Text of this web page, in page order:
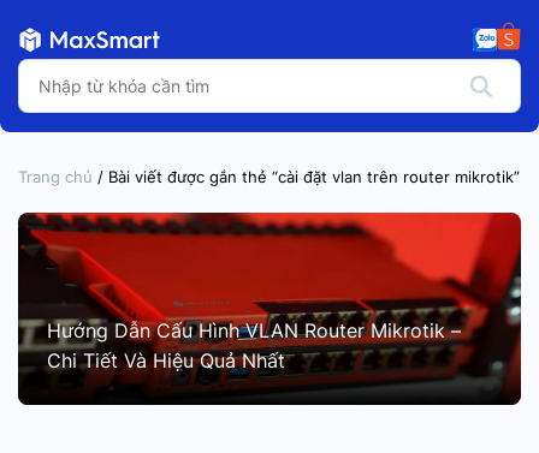
Trang chủ / Bài viết được gắn thẻ “cài đặt vlan trên router mikrotik”
Hướng Dẫn Cấu Hình VLAN Router Mikrotik –
Chi Tiết Và Hiệu Quả Nhất